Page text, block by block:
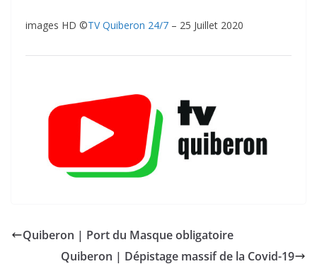
images HD ©TV Quiberon 24/7 – 25 Juillet 2020
Quiberon | Port du Masque obligatoire
Quiberon | Dépistage massif de la Covid-19